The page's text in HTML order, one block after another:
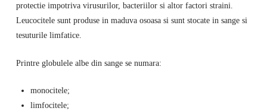
protectie impotriva virusurilor, bacteriilor si altor factori straini.
Leucocitele sunt produse in maduva osoasa si sunt stocate in sange si
tesuturile limfatice.
Printre globulele albe din sange se numara:
monocitele;
limfocitele;